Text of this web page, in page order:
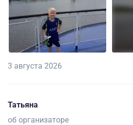
3 августа 2026
Татьяна
об организаторе